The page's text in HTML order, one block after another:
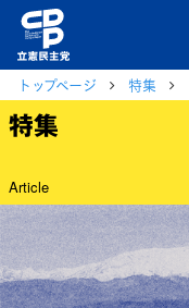
トップページ 特集
特集
Article